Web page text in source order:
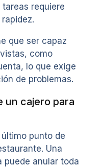
requiere
que ser capaz
como
lo que exige
de problemas.
un cajero para
punto de
Una
puede anular toda